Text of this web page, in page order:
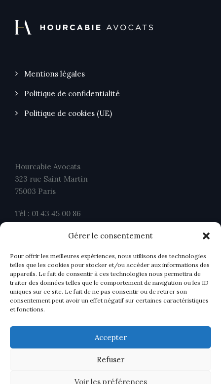
Gérer le consentement
Pour offrir les meilleures expériences, nous utilisons des technologies
telles que les cookies pour stocker et/ou accéder aux informations des
appareils. Le fait de consentir à ces technologies nous permettra de
traiter des données telles que le comportement de navigation ou les ID
uniques sur ce site. Le fait de ne pas consentir ou de retirer son
consentement peut avoir un effet négatif sur certaines caractéristiques
et fonctions.
Accepter
Refuser
Voir les préférences
Mentions légales
Politique de confidentialité
Politique de cookies (UE)
Hourcabie Avocats
323 rue Saint Martin
75003 Paris
Tél : 01 43 45 00 86
contact@ahavocats.fr